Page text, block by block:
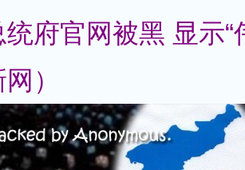
府官网被黑 显示“
）